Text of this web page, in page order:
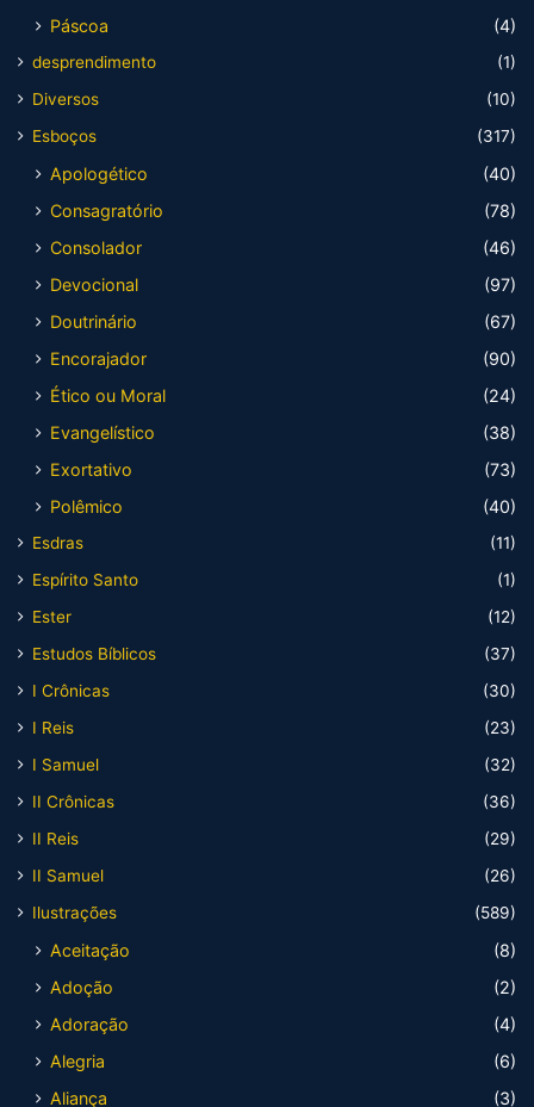
Páscoa
(4)
desprendimento
(1)
Diversos
(10)
Esboços
(317)
Apologético
(40)
Consagratório
(78)
Consolador
(46)
Devocional
(97)
Doutrinário
(67)
Encorajador
(90)
Ético ou Moral
(24)
Evangelístico
(38)
Exortativo
(73)
Polêmico
(40)
Esdras
(11)
Espírito Santo
(1)
Ester
(12)
Estudos Bíblicos
(37)
I Crônicas
(30)
I Reis
(23)
I Samuel
(32)
II Crônicas
(36)
II Reis
(29)
II Samuel
(26)
Ilustrações
(589)
Aceitação
(8)
Adoção
(2)
Adoração
(4)
Alegria
(6)
Aliança
(3)